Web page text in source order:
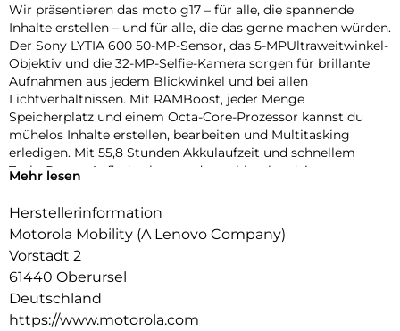
Wir präsentieren das moto g17 – für alle, die spannende
Inhalte erstellen – und für alle, die das gerne machen würden.
Der Sony LYTIA 600 50-MP-Sensor, das 5-MPUltraweitwinkel-
Objektiv und die 32-MP-Selfie-Kamera sorgen für brillante
Aufnahmen aus jedem Blickwinkel und bei allen
Lichtverhältnissen. Mit RAMBoost, jeder Menge
Speicherplatz und einem Octa-Core-Prozessor kannst du
mühelos Inhalte erstellen, bearbeiten und Multitasking
erledigen. Mit 55,8 Stunden Akkulaufzeit und schnellem
TurboPower-Aufladen kannst du problemlos deine
dir deine Creators,Reels und Videos auf einem scharfen,
und Dolby Atmos-Sound an. Und das alles mit einem
hochwertigen Look-and-Feel, und in einer Qualität, die auf
Langlebigkeit ausgelegt ist. Das neue moto g17 ist in jeder
Hinsicht ein Gewinner.
Mehr lesen
Herstellerinformation
Motorola Mobility (A Lenovo Company)
Vorstadt 2
61440 Oberursel
Deutschland
https://www.motorola.com